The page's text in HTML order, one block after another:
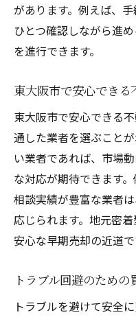
があります。例えば、
ひとつ確認しながら進
を進行できます。
東大阪市で安心できる
東大阪市で安心できる
通した業者を選ぶこと
い業者であれば、市場
な対応が期待できます
相談実績が豊富な業者
応じられます。地元密
安心な早期売却の近道で
トラブル回避のため
トラブルを避けて安全